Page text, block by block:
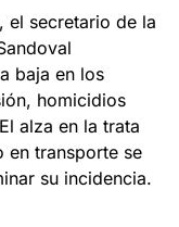
el secretario de la
baja en los
homicidios
alza en la trata
en transporte se
su incidencia.